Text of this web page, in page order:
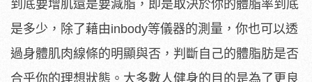
到底要增肌還是要減脂，即是取決於你的體脂率到底
是多少，除了藉由inbody等儀器的測量，你也可以透
過身體肌肉線條的明顯與否，判斷自己的體脂肪是否
合乎你的理想狀態。大多數人健身的目的是為了更良